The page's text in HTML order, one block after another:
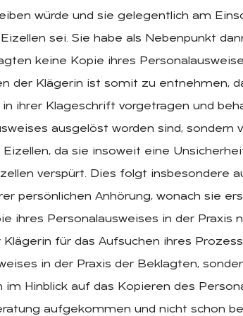
würde und sie gelegentlich am
sei. Sie habe als Nebenpunkt
keine Kopie ihres
der Klägerin ist somit zu entnehmen,
ihrer Klageschrift vorgetragen und
ausgelöst worden sind, sondern
da sie insoweit eine
verspürt. Dies folgt insbesondere
persönlichen Anhörung, wonach sie
ihres Personalausweises in der Praxis
für das Aufsuchen ihres
in der Praxis der Beklagten,
im Hinblick auf das Kopieren des
aufgekommen und nicht schon